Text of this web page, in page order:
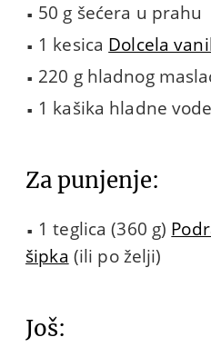
50 g šećera u prahu
1 kesica Dolcela
220 g hladnog
1 kašika hladne vode
Za punjenje:
1 teglica (360 g)
šipka (ili po želji)
Još: